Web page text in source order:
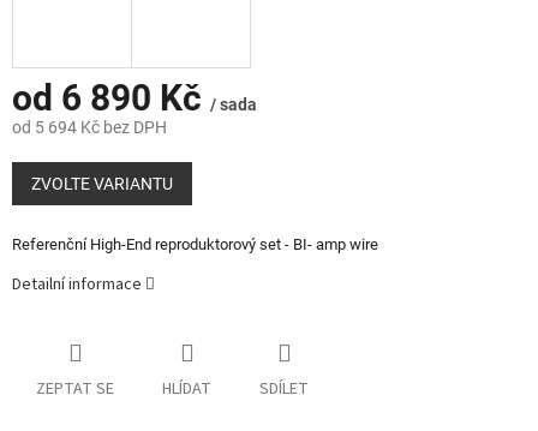
od 6 890 Kč / sada
od 5 694 Kč bez DPH
Měrná
cena:
ZVOLTE VARIANTU
Referenční High-End reproduktorový set - BI- amp wire
Detailní informace
ZEPTAT SE HLÍDAT SDÍLET